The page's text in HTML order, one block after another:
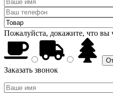
Пожалуйста, докажите, что вы
Заказать звонок